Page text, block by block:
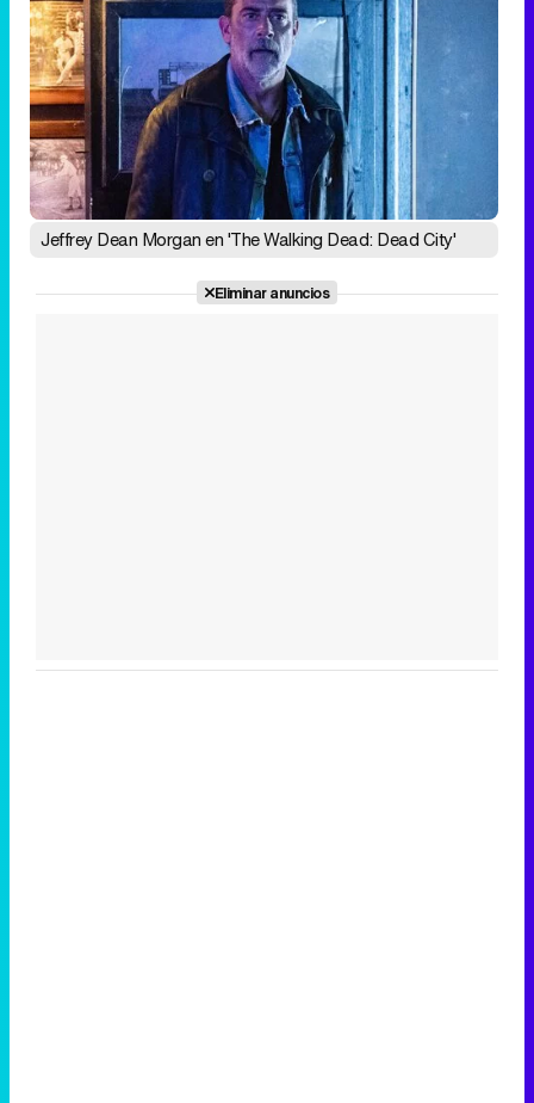
Jeffrey Dean Morgan en 'The Walking Dead: Dead City'
Eliminar anuncios